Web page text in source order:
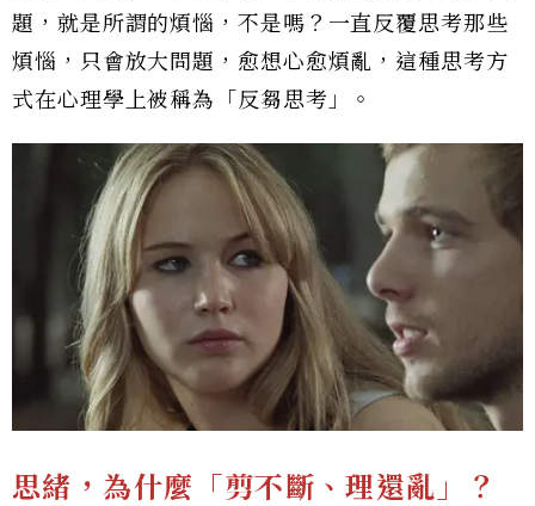
題，就是所謂的煩惱，不是嗎？一直反覆思考那些
煩惱，只會放大問題，愈想心愈煩亂，這種思考方
式在心理學上被稱為「反芻思考」。
思緒，為什麼「剪不斷、理還亂」？